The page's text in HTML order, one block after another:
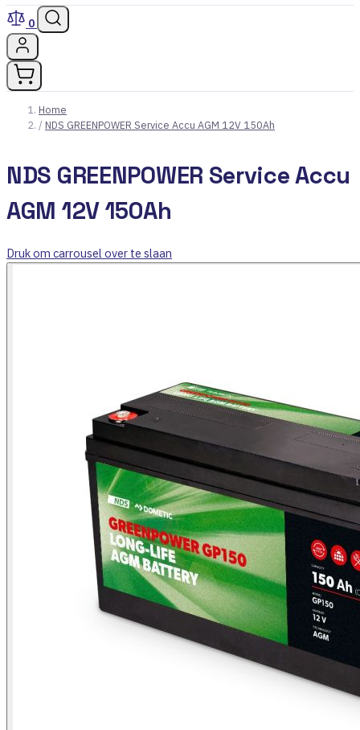
0
Home
/ NDS GREENPOWER Service Accu AGM 12V 150Ah
NDS GREENPOWER Service Accu
AGM 12V 150Ah
Druk om carrousel over te slaan